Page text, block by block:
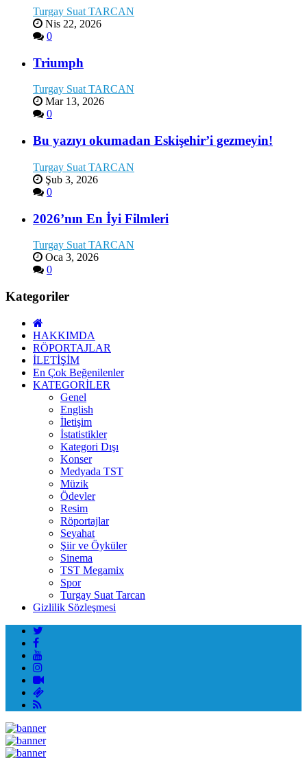
Turgay Suat TARCAN
Nis 22, 2026
0
Triumph
Turgay Suat TARCAN
Mar 13, 2026
0
Bu yazıyı okumadan Eskişehir’i gezmeyin!
Turgay Suat TARCAN
Şub 3, 2026
0
2026’nın En İyi Filmleri
Turgay Suat TARCAN
Oca 3, 2026
0
Kategoriler
HAKKIMDA
RÖPORTAJLAR
İLETİŞİM
En Çok Beğenilenler
KATEGORİLER
Genel
English
İletişim
İstatistikler
Kategori Dışı
Konser
Medyada TST
Müzik
Ödevler
Resim
Röportajlar
Seyahat
Şiir ve Öyküler
Sinema
TST Megamix
Spor
Turgay Suat Tarcan
Gizlilik Sözleşmesi